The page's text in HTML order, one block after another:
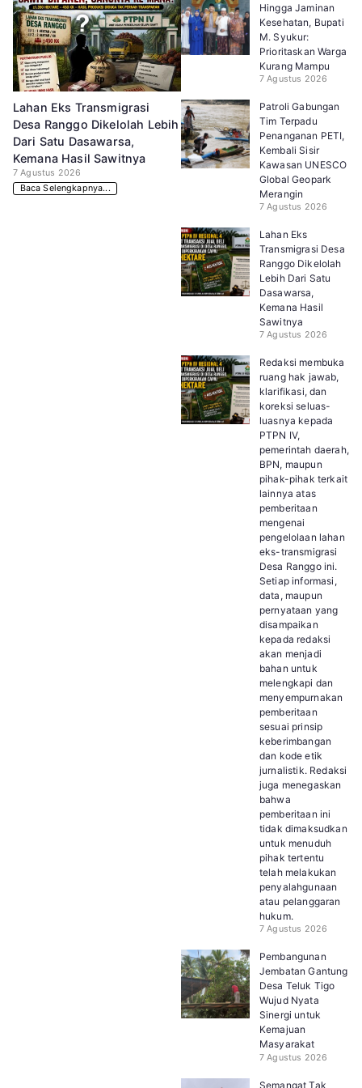
Lahan Eks Transmigrasi
Desa Ranggo Dikelolah Lebih
Dari Satu Dasawarsa,
Kemana Hasil Sawitnya
7 Agustus 2026
Baca Selengkapnya...
Hingga Jaminan
Kesehatan, Bupati
M. Syukur:
Prioritaskan Warga
Kurang Mampu
7 Agustus 2026
Patroli Gabungan
Tim Terpadu
Penanganan PETI,
Kembali Sisir
Kawasan UNESCO
Global Geopark
Merangin
7 Agustus 2026
Lahan Eks
Transmigrasi Desa
Ranggo Dikelolah
Lebih Dari Satu
Dasawarsa,
Kemana Hasil
Sawitnya
7 Agustus 2026
Redaksi membuka
ruang hak jawab,
klarifikasi, dan
koreksi seluas-
luasnya kepada
PTPN IV,
pemerintah daerah,
BPN, maupun
pihak-pihak terkait
lainnya atas
pemberitaan
mengenai
pengelolaan lahan
eks-transmigrasi
Desa Ranggo ini.
Setiap informasi,
data, maupun
pernyataan yang
disampaikan
kepada redaksi
akan menjadi
bahan untuk
melengkapi dan
menyempurnakan
pemberitaan
sesuai prinsip
keberimbangan
dan kode etik
jurnalistik. Redaksi
juga menegaskan
bahwa
pemberitaan ini
tidak dimaksudkan
untuk menuduh
pihak tertentu
telah melakukan
penyalahgunaan
atau pelanggaran
hukum.
7 Agustus 2026
Pembangunan
Jembatan Gantung
Desa Teluk Tigo
Wujud Nyata
Sinergi untuk
Kemajuan
Masyarakat
7 Agustus 2026
Semangat Tak